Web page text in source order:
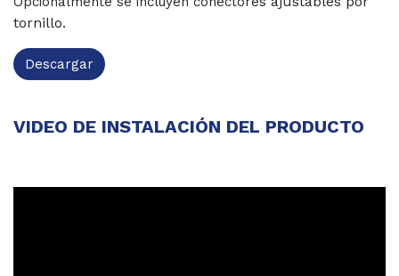
tornillo.
Descargar
VIDEO DE INSTALACIÓN DEL PRODUCTO